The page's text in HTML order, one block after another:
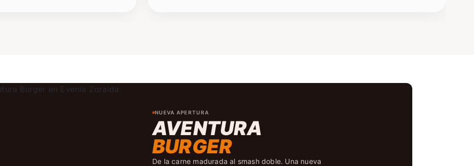
NUEVA APERTURA
AVENTURA
BURGER
De la carne madurada al smash doble. Una nueva